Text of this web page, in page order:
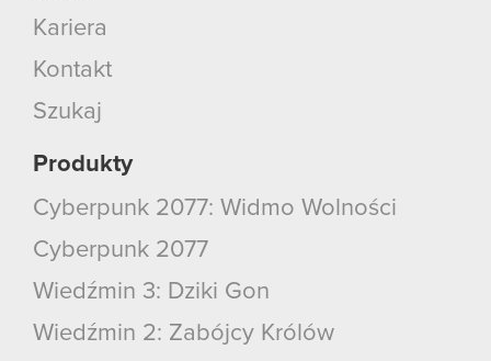
Kariera
Kontakt
Szukaj
Produkty
Cyberpunk 2077: Widmo Wolności
Cyberpunk 2077
Wiedźmin 3: Dziki Gon
Wiedźmin 2: Zabójcy Królów